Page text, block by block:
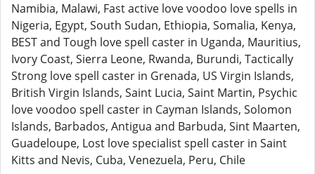
Namibia, Malawi, Fast active love voodoo love spells in
Nigeria, Egypt, South Sudan, Ethiopia, Somalia, Kenya,
BEST and Tough love spell caster in Uganda, Mauritius,
Ivory Coast, Sierra Leone, Rwanda, Burundi, Tactically
Strong love spell caster in Grenada, US Virgin Islands,
British Virgin Islands, Saint Lucia, Saint Martin, Psychic
love voodoo spell caster in Cayman Islands, Solomon
Islands, Barbados, Antigua and Barbuda, Sint Maarten,
Guadeloupe, Lost love specialist spell caster in Saint
Kitts and Nevis, Cuba, Venezuela, Peru, Chile